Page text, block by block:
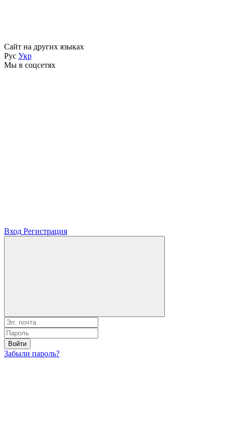
Сайт на других языках
Рус Укр
Мы в соцсетях
Вход Регистрация
Войти
Забыли пароль?